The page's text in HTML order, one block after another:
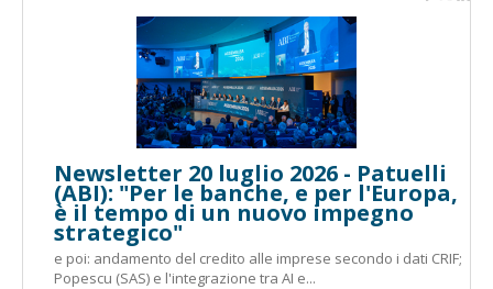
Newsletter 20 luglio 2026 - Patuelli
(ABI): "Per le banche, e per l'Europa,
è il tempo di un nuovo impegno
strategico"
e poi: andamento del credito alle imprese secondo i dati CRIF;
Popescu (SAS) e l'integrazione tra AI e...